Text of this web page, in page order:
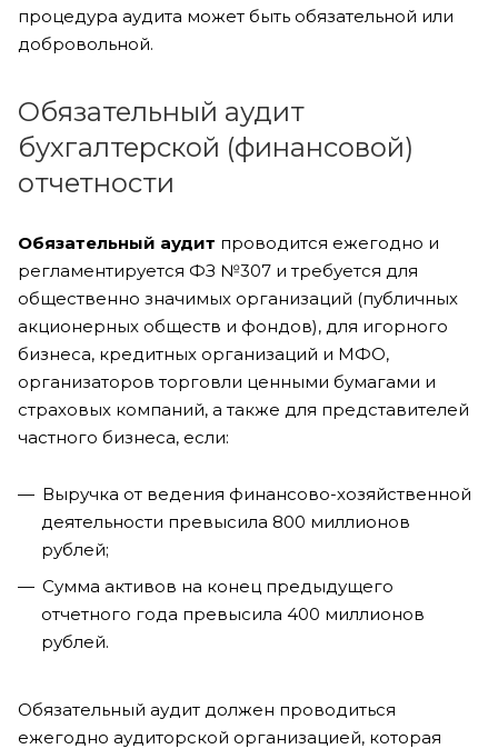
процедура аудита может быть обязательной или
добровольной.
Обязательный аудит
бухгалтерской (финансовой)
отчетности
Обязательный аудит проводится ежегодно и
регламентируется ФЗ №307 и требуется для
общественно значимых организаций (публичных
акционерных обществ и фондов), для игорного
бизнеса, кредитных организаций и МФО,
организаторов торговли ценными бумагами и
страховых компаний, а также для представителей
частного бизнеса, если:
Выручка от ведения финансово-хозяйственной
деятельности превысила 800 миллионов
рублей;
Сумма активов на конец предыдущего
отчетного года превысила 400 миллионов
рублей.
Обязательный аудит должен проводиться
ежегодно аудиторской организацией, которая